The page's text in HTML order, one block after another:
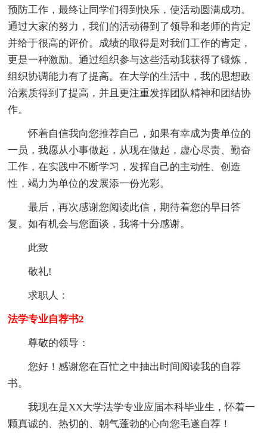
预防工作，最终让同学们得到快乐，使活动圆满成功。
通过大家的努力，我们的活动得到了领导和老师的肯定
并给于很高的评价。成绩的取得是对我们工作的肯定，
更是一种激励。通过组织参与这些活动我获得了锻炼，
组织协调能力有了提高。在大学的生活中，我的思想政
治素质得到了提高，并且更注重发挥团队精神和团结协
作。
怀着自信我向您推荐自己，如果有幸成为贵单位的
一员，我愿从小事做起，从现在做起，虚心尽责、勤奋
工作，在实践中不断学习，发挥自己的主动性、创造
性，竭力为单位的发展添一份光彩。
最后，再次感谢您阅读此信，期待着您的早日答
复。如有机会与您面谈，我将十分感谢。
此致
敬礼!
求职人：
法学专业自荐书2
尊敬的领导：
您好！感谢您在百忙之中抽出时间阅读我的自荐
书。
我现在是XX大学法学专业应届本科毕业生，怀着一
颗真诚的、热切的、朝气蓬勃的心向您毛遂自荐！